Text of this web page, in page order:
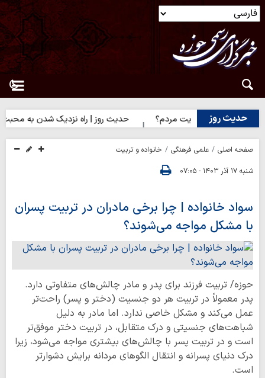
حدیث روز
خدا یا رضایت مردم؟ حدیث روز | راه نزدیک شدن به محبت
صفحه اصلی علمی فرهنگی
خانواده و تربیت
شنبه ۱۷ آذر ۱۴۰۳ - ۰۷:۰۵
سواد خانواده | چرا برخی مادران در تربیت پسران
با مشکل مواجه می‌شوند؟
حوزه/ تربیت فرزند برای پدر و مادر چالش‌های متفاوتی دارد.
پدر معمولاً در تربیت هر دو جنسیت (دختر و پسر) راحت‌تر
عمل می‌کند و مشکل خاصی ندارد. اما مادر به دلیل
شباهت‌های جنسیتی و درک متقابل، در تربیت دختر موفق‌تر
است و در تربیت پسر با چالش‌های بیشتری مواجه می‌شود، زیرا
درک دنیای پسرانه و انتقال الگوهای مردانه برایش دشوارتر
است.